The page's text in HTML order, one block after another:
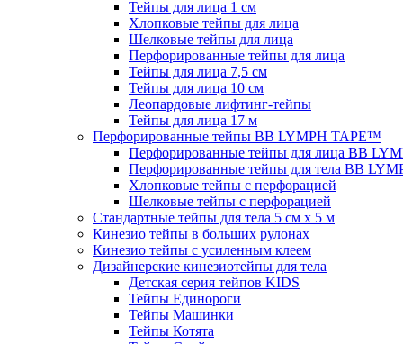
Тейпы для лица 1 см
Хлопковые тейпы для лица
Шелковые тейпы для лица
Перфорированные тейпы для лица
Тейпы для лица 7,5 см
Тейпы для лица 10 см
Леопардовые лифтинг-тейпы
Тейпы для лица 17 м
Перфорированные тейпы BB LYMPH TAPE™
Перфорированные тейпы для лица BB
Перфорированные тейпы для тела BB
Хлопковые тейпы с перфорацией
Шелковые тейпы с перфорацией
Стандартные тейпы для тела 5 см x 5 м
Кинезио тейпы в больших рулонах
Кинезио тейпы с усиленным клеем
Дизайнерские кинезиотейпы для тела
Детская серия тейпов KIDS
Тейпы Единороги
Тейпы Машинки
Тейпы Котята